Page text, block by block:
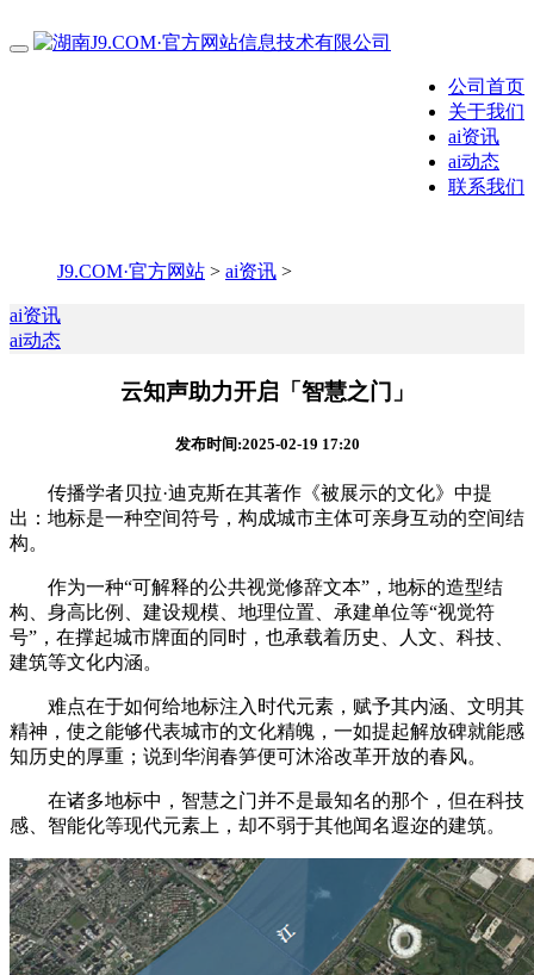
公司首页
关于我们
ai资讯
ai动态
联系我们
J9.COM·官方网站 > ai资讯 >
ai资讯
ai动态
云知声助力开启「智慧之门」
发布时间:2025-02-19 17:20
传播学者贝拉·迪克斯在其著作《被展示的文化》中提
出：地标是一种空间符号，构成城市主体可亲身互动的空间结
构。
作为一种“可解释的公共视觉修辞文本”，地标的造型结
构、身高比例、建设规模、地理位置、承建单位等“视觉符
号”，在撑起城市牌面的同时，也承载着历史、人文、科技、
建筑等文化内涵。
难点在于如何给地标注入时代元素，赋予其内涵、文明其
精神，使之能够代表城市的文化精魄，一如提起解放碑就能感
知历史的厚重；说到华润春笋便可沐浴改革开放的春风。
在诸多地标中，智慧之门并不是最知名的那个，但在科技
感、智能化等现代元素上，却不弱于其他闻名遐迩的建筑。